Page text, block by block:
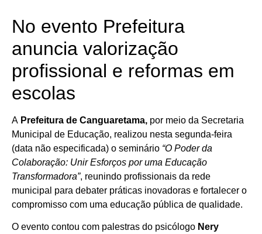
No evento Prefeitura
anuncia valorização
profissional e reformas em
escolas
A Prefeitura de Canguaretama, por meio da Secretaria
Municipal de Educação, realizou nesta segunda-feira
(data não especificada) o seminário “O Poder da
Colaboração: Unir Esforços por uma Educação
Transformadora”, reunindo profissionais da rede
municipal para debater práticas inovadoras e fortalecer o
compromisso com uma educação pública de qualidade.
O evento contou com palestras do psicólogo Nery